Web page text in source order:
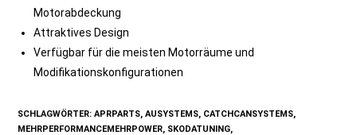
Motorabdeckung
Attraktives Design
Verfügbar für die meisten Motorräume und
Modifikationskonfigurationen
SCHLAGWÖRTER:APRPARTS, AUSYSTEMS, CATCHCANSYSTEMS,
MEHRPERFORMANCEMEHRPOWER, SKODATUNING,